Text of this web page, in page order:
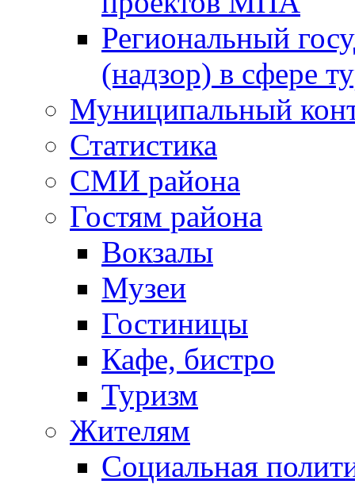
Региональный
(надзор) в сфере
Муниципальный
Статистика
СМИ района
Гостям района
Вокзалы
Музеи
Гостиницы
Кафе, бистро
Туризм
Жителям
Социальная